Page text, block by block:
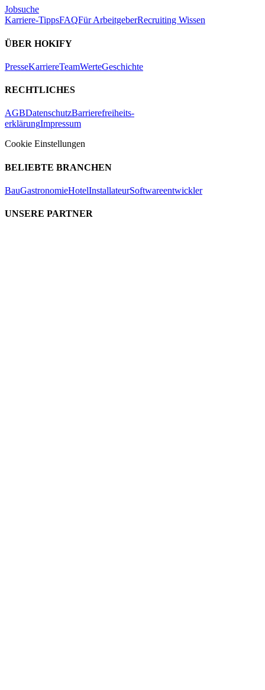
Jobsuche
Karriere-TippsFAQFür ArbeitgeberRecruiting Wissen
ÜBER HOKIFY
PresseKarriereTeamWerteGeschichte
RECHTLICHES
AGBDatenschutzBarrierefreiheits-
erklärungImpressum
Cookie Einstellungen
BELIEBTE BRANCHEN
BauGastronomieHotelInstallateurSoftwareentwickler
UNSERE PARTNER